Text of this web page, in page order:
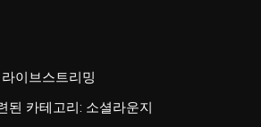
이브스트리밍
된 카테고리: 소셜라운지